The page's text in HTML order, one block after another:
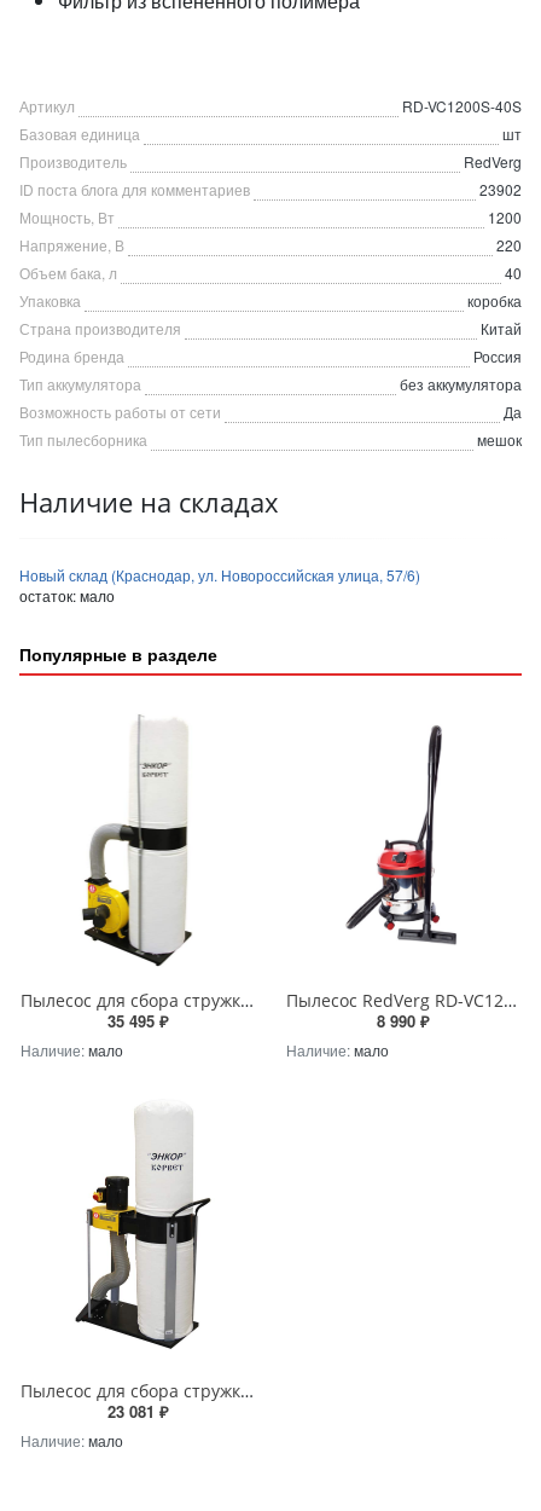
Артикул
RD-VC1200S-40S
Базовая единица
шт
Производитель
RedVerg
ID поста блога для комментариев
23902
Мощность, Вт
1200
Напряжение, В
220
Объем бака, л
40
Упаковка
коробка
Страна производителя
Китай
Родина бренда
Россия
Тип аккумулятора
без аккумулятора
Возможность работы от сети
Да
Тип пылесборника
мешок
Наличие на складах
Новый склад (Краснодар, ул. Новороссийская улица, 57/6)
остаток:мало
Популярные в разделе
Пылесос для сбора стружки Корвет 64
35 495 ₽
Наличие:мало
Пылесос RedVerg RD-VC1200S-20S (1200 Вт, 20л)
8 990 ₽
Наличие:мало
Пылесос для сбора стружки Корвет 61 90610
23 081 ₽
Наличие:мало